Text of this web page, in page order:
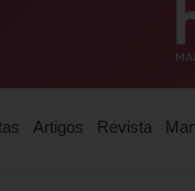
Artigos Revista